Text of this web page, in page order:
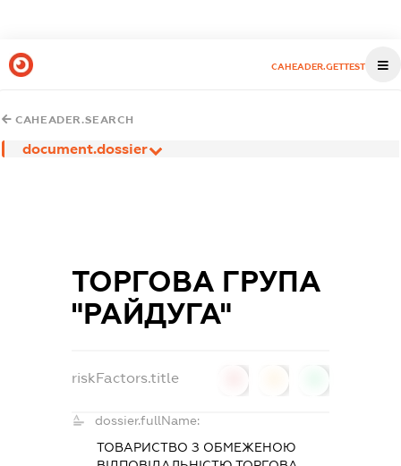
CAHEADER.GETTEST
CAHEADER.SEARCH
document.dossier
ТОРГОВА ГРУПА
"РАЙДУГА"
riskFactors.title
dossier.fullName:
ТОВАРИСТВО З ОБМЕЖЕНОЮ